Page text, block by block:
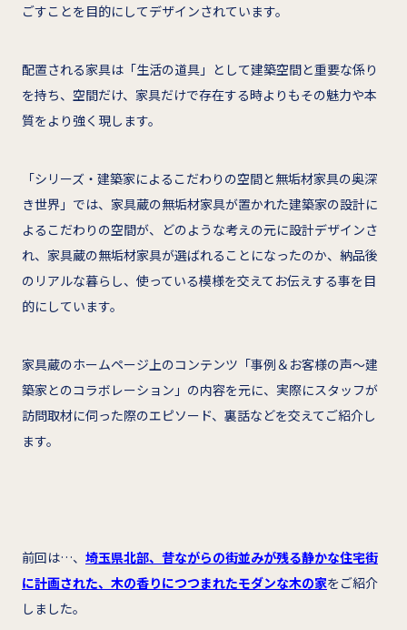
ごすことを目的にしてデザインされています。
配置される家具は「生活の道具」として建築空間と重要な係り
を持ち、空間だけ、家具だけで存在する時よりもその魅力や本
質をより強く現します。
「シリーズ・建築家によるこだわりの空間と無垢材家具の奥深
き世界」では、家具蔵の無垢材家具が置かれた建築家の設計に
よるこだわりの空間が、どのような考えの元に設計デザインさ
れ、家具蔵の無垢材家具が選ばれることになったのか、納品後
のリアルな暮らし、使っている模様を交えてお伝えする事を目
的にしています。
家具蔵のホームページ上のコンテンツ「事例＆お客様の声～建
築家とのコラボレーション」の内容を元に、実際にスタッフが
訪問取材に伺った際のエピソード、裏話などを交えてご紹介し
ます。
前回は…、 埼玉県北部、昔ながらの街並みが残る静かな住宅街
に計画された、木の香りにつつまれたモダンな木の家をご紹介
しました。